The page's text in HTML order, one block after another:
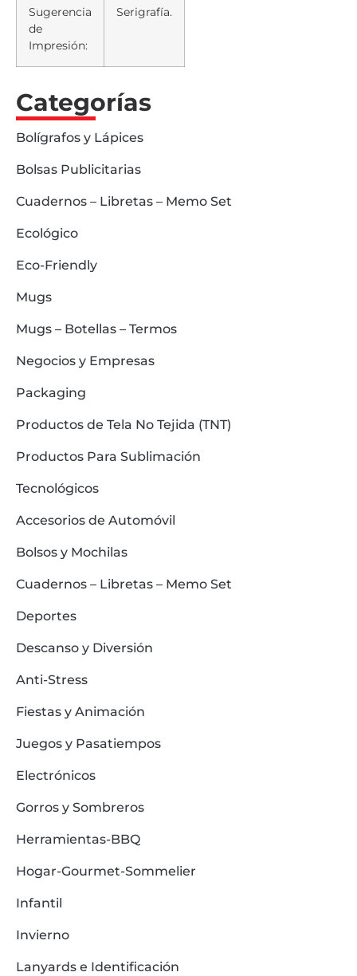
Sugerencia
de
Impresión:
Serigrafía.
Categorías
Bolígrafos y Lápices
Bolsas Publicitarias
Cuadernos – Libretas – Memo Set
Ecológico
Eco-Friendly
Mugs
Mugs – Botellas – Termos
Negocios y Empresas
Packaging
Productos de Tela No Tejida (TNT)
Productos Para Sublimación
Tecnológicos
Accesorios de Automóvil
Bolsos y Mochilas
Cuadernos – Libretas – Memo Set
Deportes
Descanso y Diversión
Anti-Stress
Fiestas y Animación
Juegos y Pasatiempos
Electrónicos
Gorros y Sombreros
Herramientas-BBQ
Hogar-Gourmet-Sommelier
Infantil
Invierno
Lanyards e Identificación